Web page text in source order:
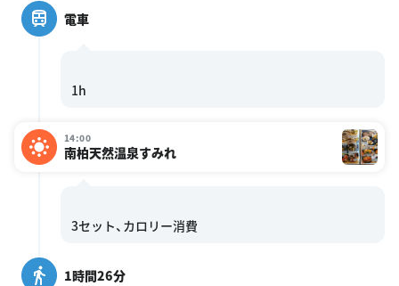
電車
14:00
南柏天然温泉すみれ
1時間26分